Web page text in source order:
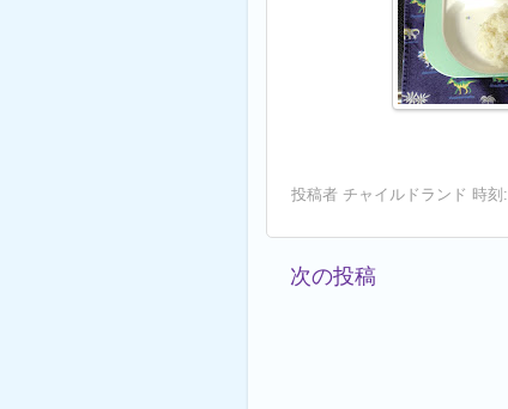
投稿者 チャイルドランド 時刻:
次の投稿